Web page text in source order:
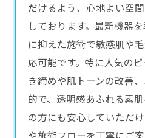
だけるよう、心地よい空
しております。最新機器
に抑えた施術で敏感肌や
応可能です。特に人気の
き締めや肌トーンの改善
的で、透明感あふれる素
の方にも安心していただ
や施術フローを丁寧にご